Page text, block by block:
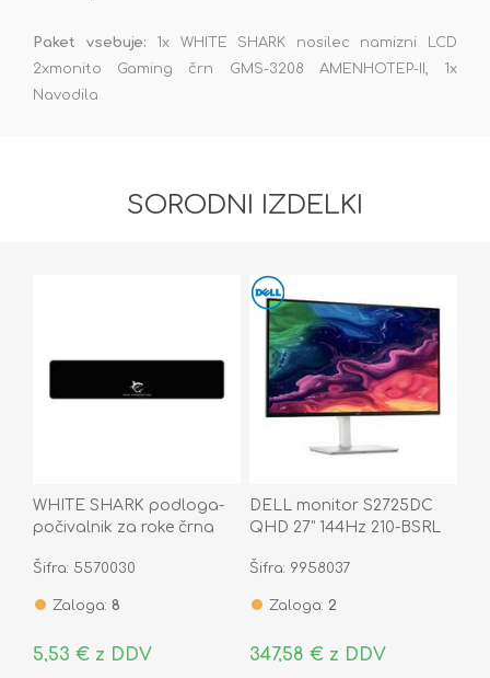
Paket vsebuje: 1x WHITE SHARK nosilec namizni LCD
2xmonito Gaming črn GMS-3208 AMENHOTEP-II, 1x
Navodila
SORODNI IZDELKI
WHITE SHARK podloga-
počivalnik za roke črna
Šifra: 5570030
Zaloga: 8
5,53 € z DDV
DELL monitor S2725DC
QHD 27" 144Hz 210-BSRL
65W
Šifra: 9958037
Zaloga: 2
347,58 € z DDV